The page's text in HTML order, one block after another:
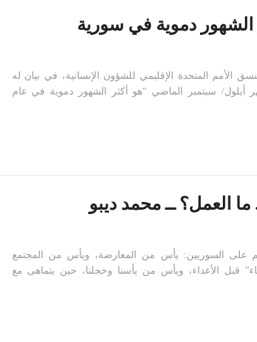
الأمم المتحدة الإقليمي للشؤون الإنسانية، في بيان له
سبتمبر الماضي “هو أكثر الشهور دموية في عام
ما العمل؟ ــ محمد ديبو
على السوريين: يأس من المعارضة، ويأس من المجتمع
قبل الأعداء، ويأس من يأسنا وخجلنا، حين يتماهى مع